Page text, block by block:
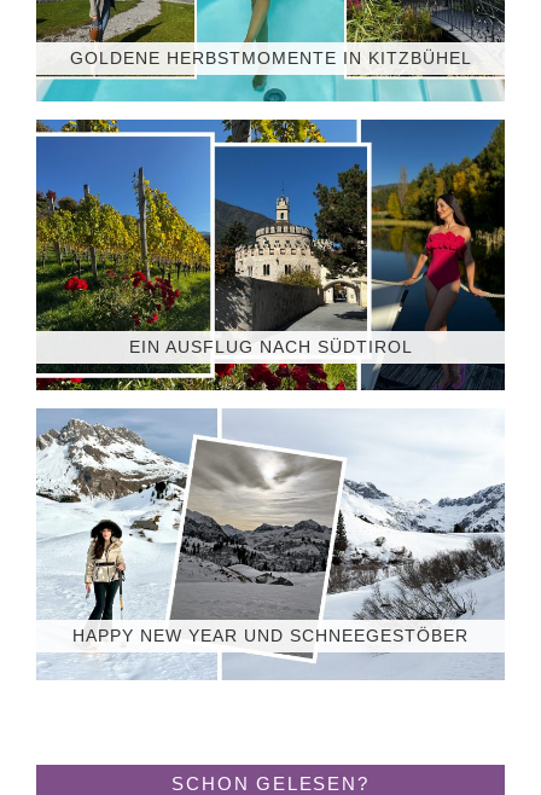
GOLDENE HERBSTMOMENTE IN KITZBÜHEL
EIN AUSFLUG NACH SÜDTIROL
HAPPY NEW YEAR UND SCHNEEGESTÖBER
SCHON GELESEN?